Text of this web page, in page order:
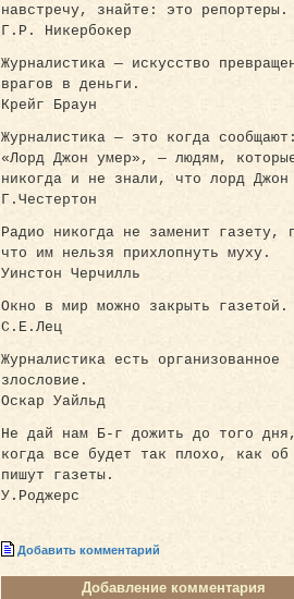
навстречу, знайте: это репортеры.
Г.Р. Никербокер
Журналистика — искусство
врагов в деньги.
Крейг Браун
Журналистика — это когда
«Лорд Джон умер», — людям,
никогда и не знали, что лорд
Г.Честертон
Радио никогда не заменит газету,
что им нельзя прихлопнуть муху.
Уинстон Черчилль
Окно в мир можно закрыть газетой.
С.Е.Лец
Журналистика есть организованное
злословие.
Оскар Уайльд
Не дай нам Б-г дожить до того
когда все будет так плохо, как об
пишут газеты.
У.Роджерс
Добавить комментарий
Добавление комментария